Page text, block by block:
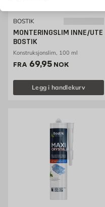
BOSTIK
MONTERINGSLIM INNE/UTE
BOSTIK
Konstruksjonslim, 100 ml
FRA Pris 69.95 NOK /stk
69,95 NOK
Legg i handlekurv